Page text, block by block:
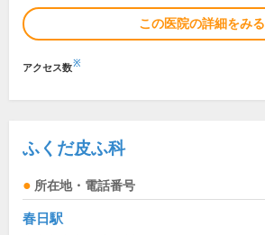
この医院の詳細をみる
アクセス数※
ふくだ皮ふ科
所在地・電話番号
春日駅